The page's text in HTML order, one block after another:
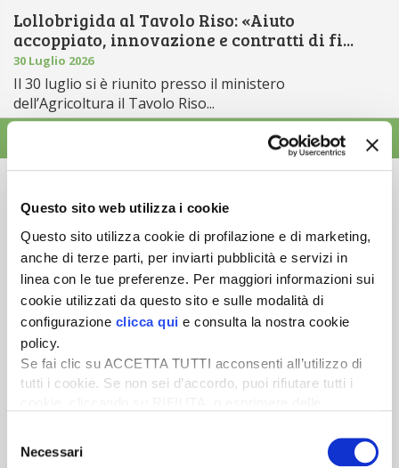
Questo sito web utilizza i cookie
Questo sito utilizza cookie di profilazione e di marketing,
anche di terze parti, per inviarti pubblicità e servizi in
linea con le tue preferenze. Per maggiori informazioni sui
cookie utilizzati da questo sito e sulle modalità di
configurazione clicca qui e consulta la nostra cookie
policy.
Se fai clic su ACCETTA TUTTI acconsenti all’utilizzo di
tutti i cookie. Se non sei d’accordo, puoi rifiutare tutti i
desideri accettare e cliccando ACCETTA SELEZIONATI.
delNecessari
Lollobrigida al Tavolo Riso: «Aiuto
accoppiato, innovazione e contratti di fi...
30 Luglio 2026
Il 30 luglio si è riunito presso il ministero
dell’Agricoltura il Tavolo Riso...
Newsletter
Scopri un servizio d'informazione di alta qualità. Tagliato sulle tue
esigenze.